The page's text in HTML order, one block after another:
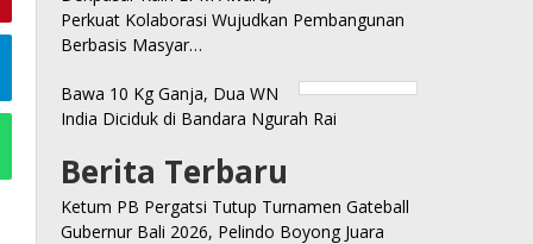
Perkuat Kolaborasi Wujudkan Pembangunan
Berbasis Masyar…
Bawa 10 Kg Ganja, Dua WN
India Diciduk di Bandara Ngurah Rai
Berita Terbaru
Ketum PB Pergatsi Tutup Turnamen Gateball
Gubernur Bali 2026, Pelindo Boyong Juara